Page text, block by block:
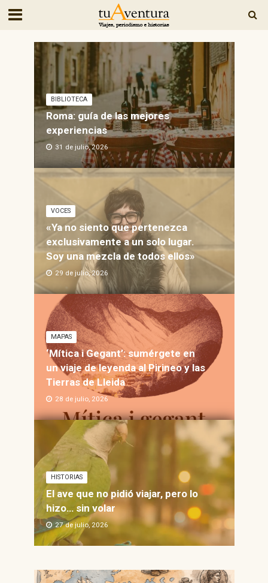
BIBLIOTECA
Roma: guía de las mejores
experiencias
31 de julio, 2026
VOCES
«Ya no siento que pertenezca
exclusivamente a un solo lugar.
Soy una mezcla de todos ellos»
29 de julio, 2026
MAPAS
‘Mítica i Gegant’: sumérgete en
un viaje de leyenda al Pirineo y las
Tierras de Lleida
28 de julio, 2026
HISTORIAS
El ave que no pidió viajar, pero lo
hizo… sin volar
27 de julio, 2026